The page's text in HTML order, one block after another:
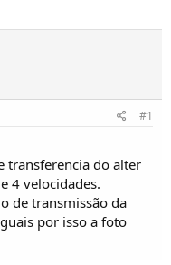
#1
transferencia do alter
4 velocidades.
de transmissão da
por isso a foto